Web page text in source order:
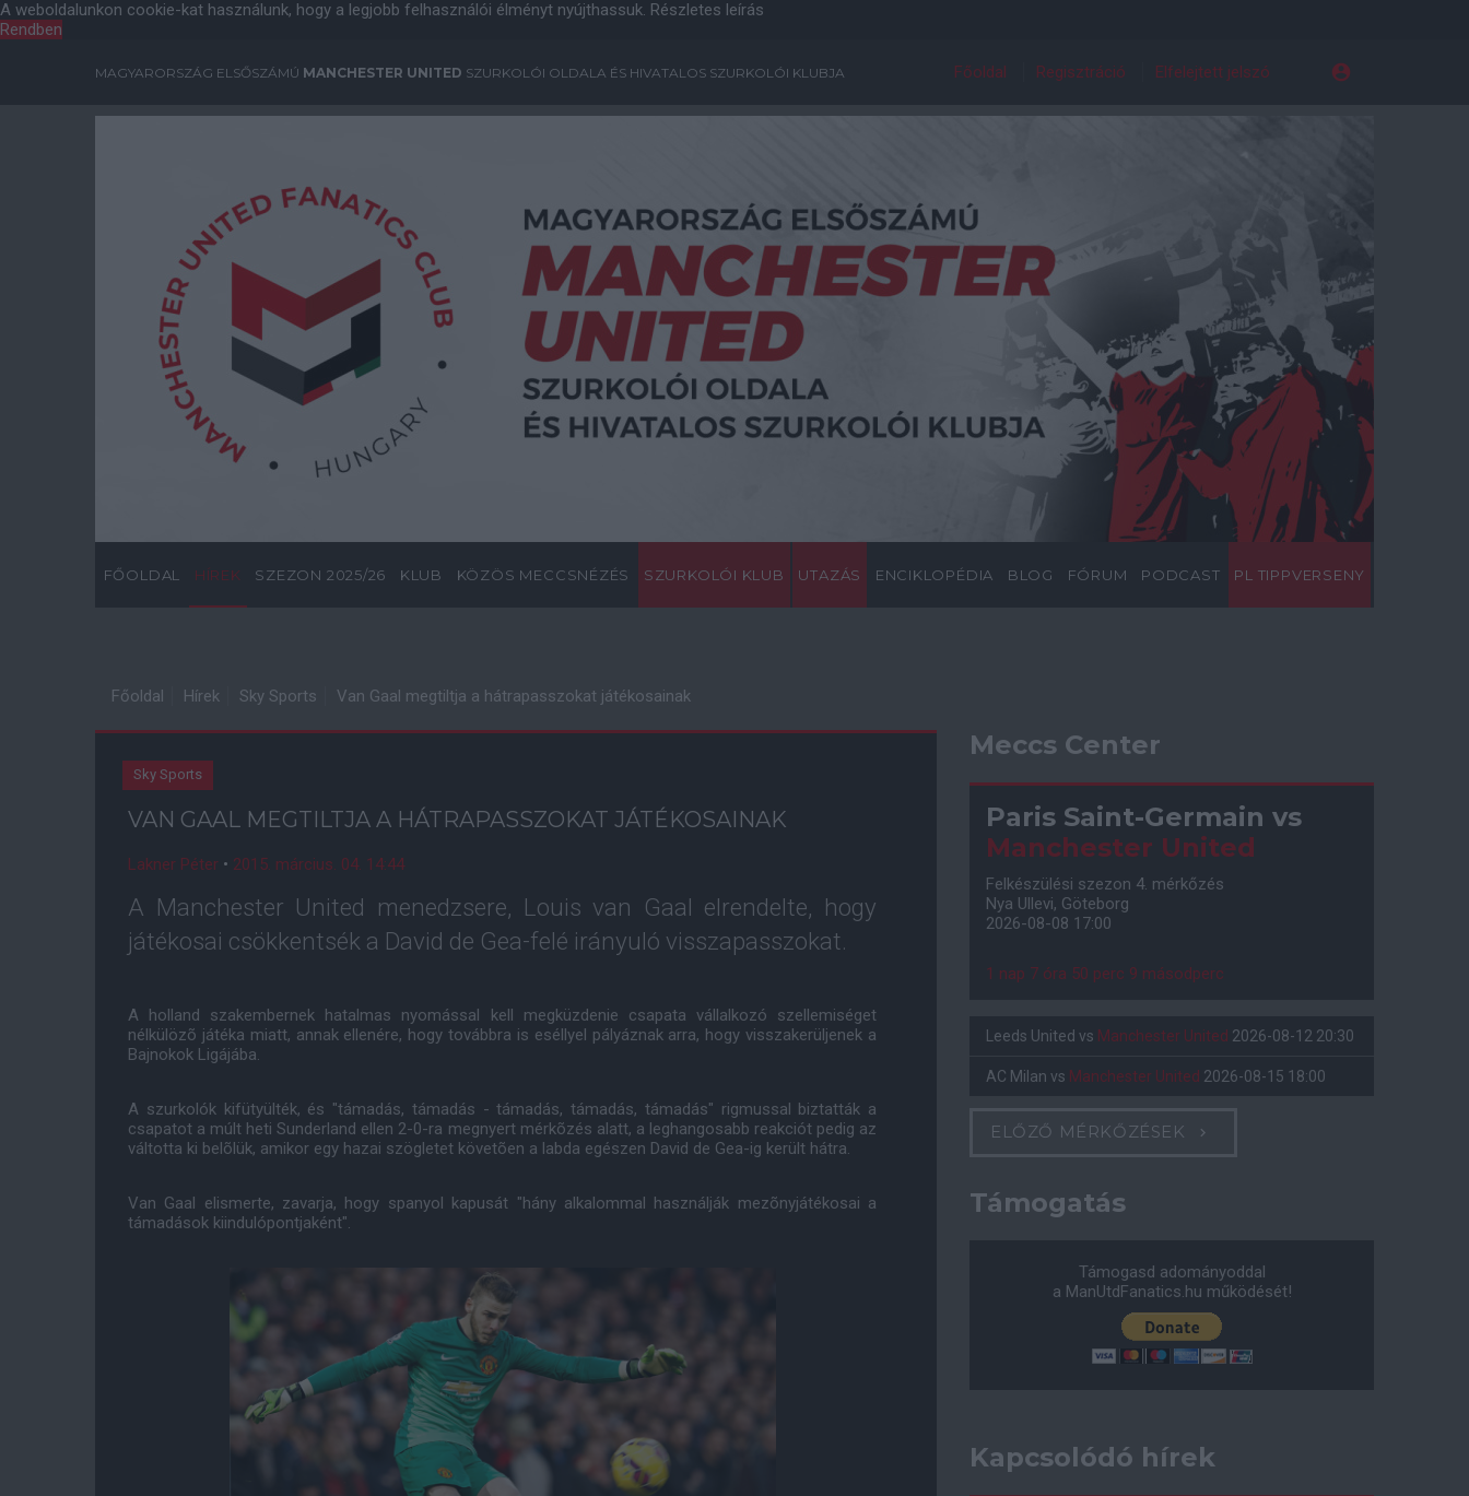
A weboldalunkon cookie-kat használunk, hogy a legjobb felhasználói élményt nyújthassuk. Részletes leírás
Rendben
MAGYARORSZÁG ELSŐSZÁMÚ MANCHESTER UNITED SZURKOLÓI OLDALA ÉS HIVATALOS SZURKOLÓI KLUBJA Főoldal Regisztráció Elfelejtett jelszó
FŐOLDAL HÍREK SZEZON 2025/26 KLUB KÖZÖS MECCSNÉZÉS SZURKOLÓI KLUB UTAZÁS ENCIKLOPÉDIA BLOG FÓRUM PODCAST PL TIPPVERSENY
Főoldal Hírek Sky Sports Van Gaal megtiltja a hátrapasszokat játékosainak
Sky Sports
VAN GAAL MEGTILTJA A HÁTRAPASSZOKAT JÁTÉKOSAINAK
Lakner Péter • 2015. március. 04. 14:44
A Manchester United menedzsere, Louis van Gaal elrendelte, hogy
játékosai csökkentsék a David de Gea-felé irányuló visszapasszokat.
A holland szakembernek hatalmas nyomással kell megküzdenie csapata vállalkozó szellemiséget
nélkülözõ játéka miatt, annak ellenére, hogy továbbra is eséllyel pályáznak arra, hogy visszakerüljenek a
Bajnokok Ligájába.
A szurkolók kifütyülték, és "támadás, támadás - támadás, támadás, támadás" rigmussal biztatták a
csapatot a múlt heti Sunderland ellen 2-0-ra megnyert mérkõzés alatt, a leghangosabb reakciót pedig az
váltotta ki belõlük, amikor egy hazai szögletet követõen a labda egészen David de Gea-ig került hátra.
Van Gaal elismerte, zavarja, hogy spanyol kapusát "hány alkalommal használják mezõnyjátékosai a
támadások kiindulópontjaként".
Meccs Center
Paris Saint-Germain vs
Manchester United
Felkészülési szezon 4. mérkőzés
Nya Ullevi, Göteborg
2026-08-08 17:00
1 nap 7 óra 50 perc 7 másodperc
Leeds United vs Manchester United 2026-08-12 20:30
AC Milan vs Manchester United 2026-08-15 18:00
ELŐZŐ MÉRKŐZÉSEK
Támogatás
Támogasd adományoddal
a ManUtdFanatics.hu működését!
Kapcsolódó hírek